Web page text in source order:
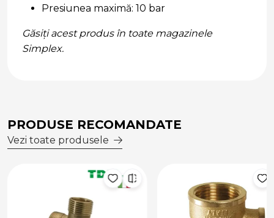
Presiunea maximă: 10 bar
Găsiți acest produs în toate magazinele
Simplex.
PRODUSE RECOMANDATE
Vezi toate produsele